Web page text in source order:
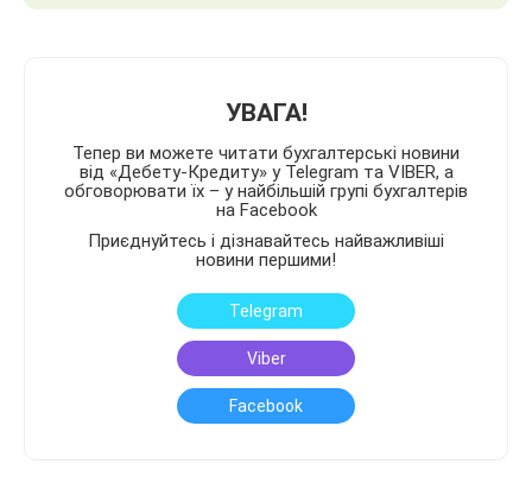
УВАГА!
Тепер ви можете читати бухгалтерські новини
від «Дебету-Кредиту» у Telegram та VIBER, а
обговорювати їх – у найбільшій групі бухгалтерів
на Facebook
Приєднуйтесь і дізнавайтесь найважливіші
новини першими!
Telegram
Viber
Facebook